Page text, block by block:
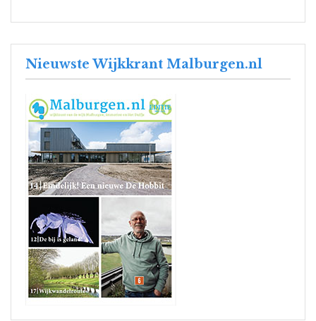
Nieuwste Wijkkrant Malburgen.nl